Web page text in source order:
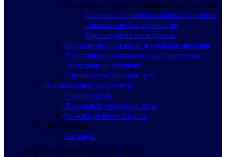
Повышение профессионального мастерства
Освоение образовательных программ
повышения квалификации
Прохождение стажировок
Педагогический опыт и учебные пособия
Аттестация педагогических работников
Электронное обучение
Единая методическая цель
Нормативные документы
Охрана труда
Локальные правовые акты
Пожарная безопасность
Достижения
Награды
ВОСПИТАНИЕ И ИДЕОЛОГИЯ